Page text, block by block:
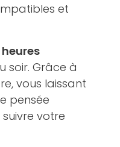
et
heures
soir. Grâce à
vous laissant
pensée
votre